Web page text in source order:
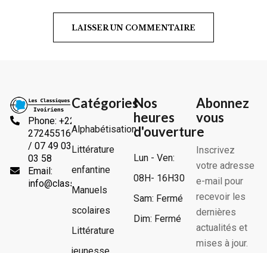
Phone: +225
2724551666
/ 07 49 03
03 58
Email:
info@classiquesivoiriens.com
Catégories
Alphabétisation
Littérature
enfantine
Manuels
scolaires
Littérature
Nos
heures
d'ouverture
Lun - Ven:
08H- 16H30
Sam: Fermé
Dim: Fermé
Abonnez
vous
Inscrivez
votre adresse
e-mail pour
recevoir les
dernières
actualités et
mises à jour.